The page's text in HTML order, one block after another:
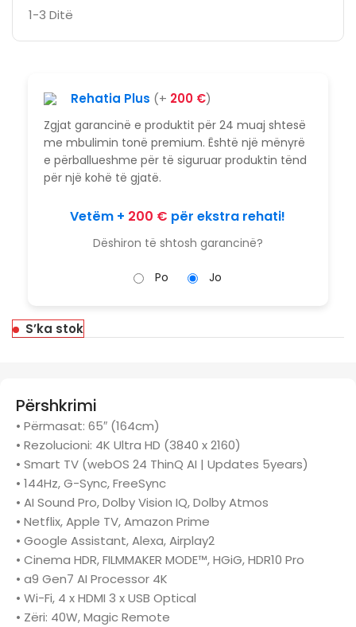
1-3 Ditë
Rehatia Plus (+ 200 €)
Zgjat garancinë e produktit për 24 muaj shtesë
me mbulimin tonë premium. Është një mënyrë
e përballueshme për të siguruar produktin tënd
për një kohë të gjatë.
Vetëm + 200 € për ekstra rehati!
Dëshiron të shtosh garancinë?
Po Jo
S’ka stok
Përshkrimi
• Përmasat: 65″ (164cm)
• Rezolucioni: 4K Ultra HD (3840 x 2160)
• Smart TV (webOS 24 ThinQ AI | Updates 5years)
• 144Hz, G-Sync, FreeSync
• AI Sound Pro, Dolby Vision IQ, Dolby Atmos
• Netflix, Apple TV, Amazon Prime
• Google Assistant, Alexa, Airplay2
• Cinema HDR, FILMMAKER MODE™, HGiG, HDR10 Pro
• a9 Gen7 AI Processor 4K
• Wi-Fi, 4 x HDMI 3 x USB Optical
• Zëri: 40W, Magic Remote